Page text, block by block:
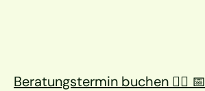
Beratungstermin buchen 👉🏼 📅